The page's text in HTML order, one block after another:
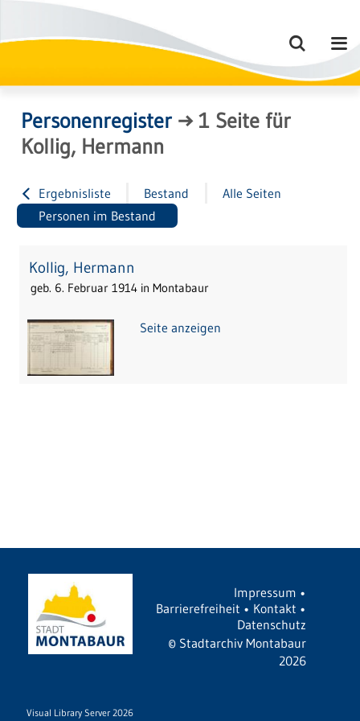
Personenregister→1 Seite für
Kollig, Hermann
Ergebnisliste Bestand
Alle Seiten
Personen im Bestand
Kollig, Hermann
geb. 6. Februar 1914 in Montabaur
Seite anzeigen
Impressum •
Barrierefreiheit • Kontakt •
Datenschutz
© Stadtarchiv Montabaur
2026
Visual Library Server 2026